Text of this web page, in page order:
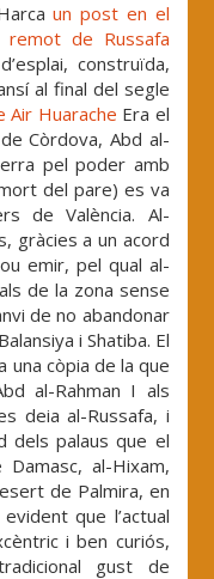
un post en el
remot de Russafa
construïda,
al final del segle
Air Huarache Era el
Còrdova, Abd al-
pel poder amb
del pare) es va
de València. Al-
gràcies a un acord
emir, pel qual al-
de la zona sense
de no abandonar
i Shatiba. El
una còpia de la que
al-Rahman I als
deia al-Russafa, i
dels palaus que el
al-Hixam,
de Palmira, en
que l’actual
i ben curiós,
gust de